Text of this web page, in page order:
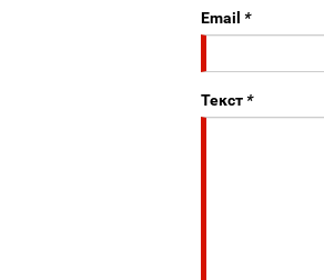
Email *
Текст*